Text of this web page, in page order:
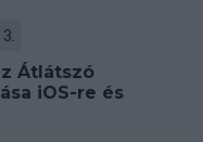
Átlátszó
iOS-re és